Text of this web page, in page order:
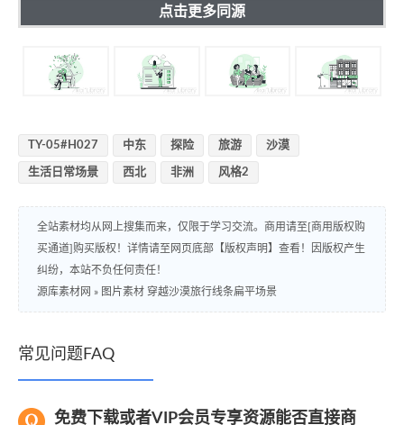
点击更多同源
TY-05#H027 中东 探险 旅游 沙漠
生活日常场景 西北 非洲 风格2
全站素材均从网上搜集而来，仅限于学习交流。商用请至[商用版权购
买通道]购买版权！详情请至网页底部【版权声明】查看！因版权产生
纠纷，本站不负任何责任！
源库素材网 » 图片素材 穿越沙漠旅行线条扁平场景
常见问题FAQ
免费下载或者VIP会员专享资源能否直接商